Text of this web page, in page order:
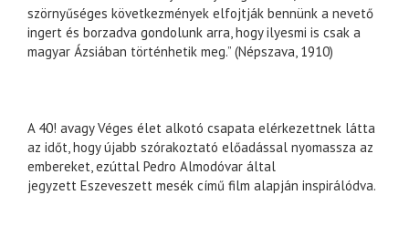
szörnyűséges következmények elfojtják bennünk a nevető
ingert és borzadva gondolunk arra, hogy ilyesmi is csak a
magyar Ázsiában történhetik meg.” (Népszava, 1910)
A 40! avagy Véges élet alkotó csapata elérkezettnek látta
az időt, hogy újabb szórakoztató előadással nyomassza az
embereket, ezúttal Pedro Almodóvar által
jegyzett Eszeveszett mesék című film alapján inspirálódva.